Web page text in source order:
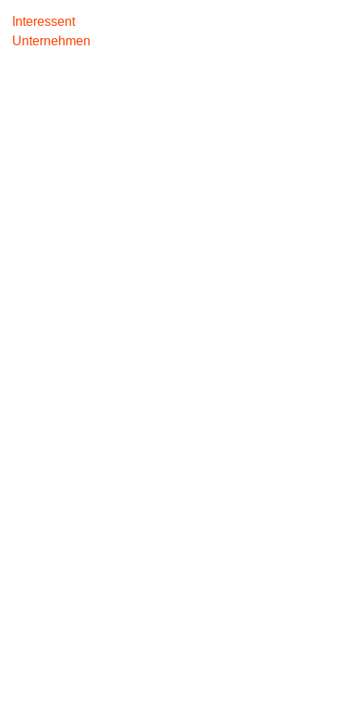
Interessent
Unternehmen